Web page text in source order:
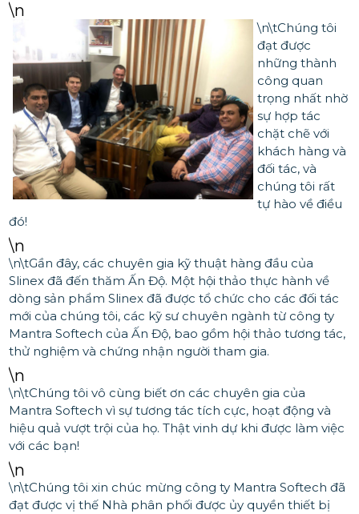
\n
\n\tChúng tôi
đạt được
những thành
công quan
trọng nhất nhờ
sự hợp tác
chặt chẽ với
khách hàng và
đối tác, và
chúng tôi rất
tự hào về điều
đó!
\n
\n\tGần đây, các chuyên gia kỹ thuật hàng đầu của
Slinex đã đến thăm Ấn Độ. Một hội thảo thực hành về
dòng sản phẩm Slinex đã được tổ chức cho các đối tác
mới của chúng tôi, các kỹ sư chuyên ngành từ công ty
Mantra Softech của Ấn Độ, bao gồm hội thảo tương tác,
thử nghiệm và chứng nhận người tham gia.
\n
\n\tChúng tôi vô cùng biết ơn các chuyên gia của
Mantra Softech vì sự tương tác tích cực, hoạt động và
hiệu quả vượt trội của họ. Thật vinh dự khi được làm việc
với các bạn!
\n
\n\tChúng tôi xin chúc mừng công ty Mantra Softech đã
đạt được vị thế Nhà phân phối được ủy quyền thiết bị